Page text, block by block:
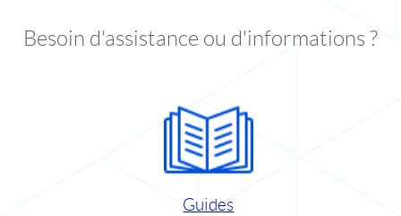
Besoin d'assistance ou d'informations ?
Guides